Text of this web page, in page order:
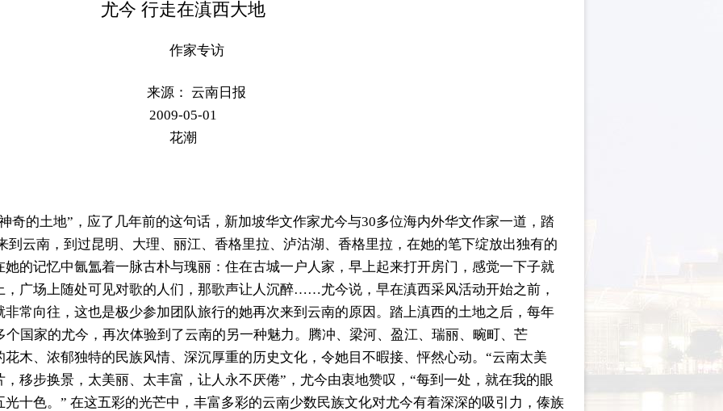
尤今 行走在滇西大地
作家专访
来源： 云南日报
2009-05-01
花潮
奇的土地”，应了几年前的这句话，新加坡华文作家尤今与30多位海内外华文作家一道，踏
到云南，到过昆明、大理、丽江、香格里拉、泸沽湖、香格里拉，在她的笔下绽放出独有的
的记忆中氤氲着一脉古朴与瑰丽：住在古城一户人家，早上起来打开房门，感觉一下子就
，广场上随处可见对歌的人们，那歌声让人沉醉……尤今说，早在滇西采风活动开始之前，
常向往，这也是极少参加团队旅行的她再次来到云南的原因。踏上滇西的土地之后，每年
国家的尤今，再次体验到了云南的另一种魅力。腾冲、梁河、盈江、瑞丽、畹町、芒
木、浓郁独特的民族风情、深沉厚重的历史文化，令她目不暇接、怦然心动。“云南太美
移步换景，太美丽、太丰富，让人永不厌倦”，尤今由衷地赞叹，“每到一处，就在我的眼
十色。” 在这五彩的光芒中，丰富多彩的云南少数民族文化对尤今有着深深的吸引力，傣族